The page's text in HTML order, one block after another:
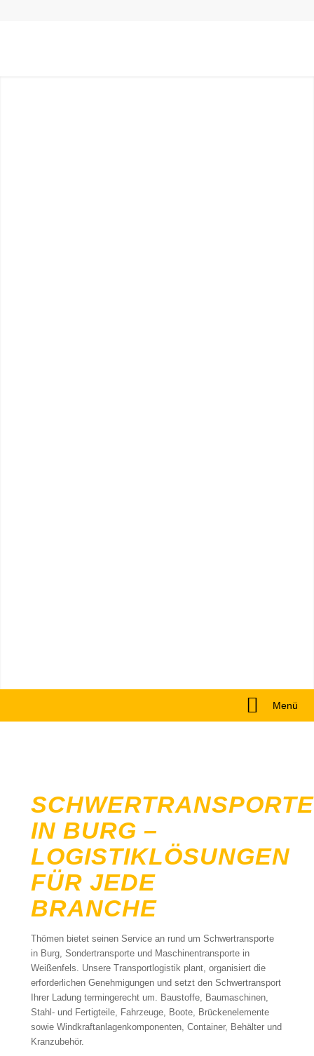
Menü
SCHWERTRANSPORTE
IN BURG –
LOGISTIKLÖSUNGEN
FÜR JEDE
BRANCHE
Thömen bietet seinen Service an rund um Schwertransporte
in Burg, Sondertransporte und Maschinentransporte in
Weißenfels. Unsere Transportlogistik plant, organisiert die
erforderlichen Genehmigungen und setzt den Schwertransport
Ihrer Ladung termingerecht um. Baustoffe, Baumaschinen,
Stahl- und Fertigteile, Fahrzeuge, Boote, Brückenelemente
sowie Windkraftanlagenkomponenten, Container, Behälter und
Kranzubehör.